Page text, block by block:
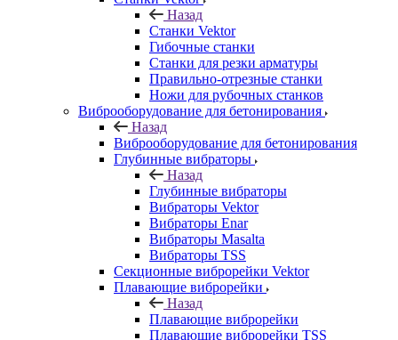
Назад
Станки Vektor
Гибочные станки
Станки для резки арматуры
Правильно-отрезные станки
Ножи для рубочных станков
Виброоборудование для бетонирования
Назад
Виброоборудование для бетонирования
Глубинные вибраторы
Назад
Глубинные вибраторы
Вибраторы Vektor
Вибраторы Enar
Вибраторы Masalta
Вибраторы TSS
Секционные виброрейки Vektor
Плавающие виброрейки
Назад
Плавающие виброрейки
Плавающие виброрейки TSS